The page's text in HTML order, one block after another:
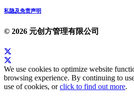
私隐及免责声明
© 2026 元创方管理有限公司
We use cookies to optimize website
browsing experience. By continuing to
use of cookies, orclick to find out more.